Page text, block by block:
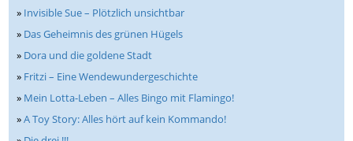
» Invisible Sue – Plötzlich unsichtbar
» Das Geheimnis des grünen Hügels
» Dora und die goldene Stadt
» Fritzi – Eine Wendewundergeschichte
» Mein Lotta-Leben – Alles Bingo mit Flamingo!
»A Toy Story: Alles hört auf kein Kommando!